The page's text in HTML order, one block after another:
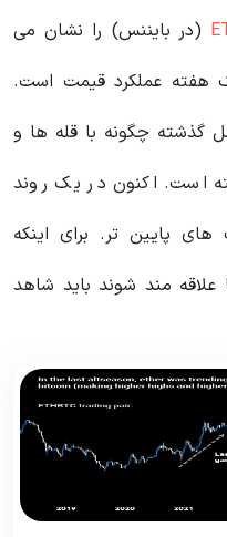
(در بایننس) را نشان می
هفته عملکرد قیمت است.
گذشته چگونه با قله ها و
است. اکنون در یک روند
پایین تر. برای اینکه
علاقه مند شوند باید شاهد